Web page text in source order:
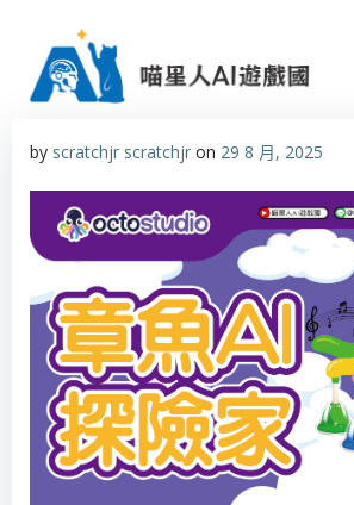
content
by scratchjr scratchjr on 29 8 月, 2025